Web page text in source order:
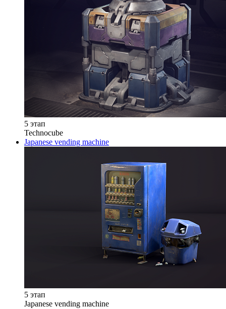
5 этап
Technocube
Japanese vending machine
5 этап
Japanese vending machine